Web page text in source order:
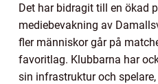
Det har bidragit till en ökad
mediebevakning av
fler människor går på
favoritlag. Klubbarna har
sin infrastruktur och